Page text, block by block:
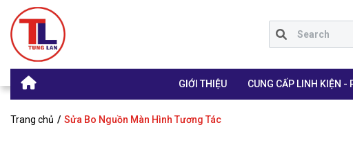
GIỚI THIỆU CUNG CẤP LINH KIỆN -
Trang chủ Sửa Bo Nguồn Màn Hình Tương Tác